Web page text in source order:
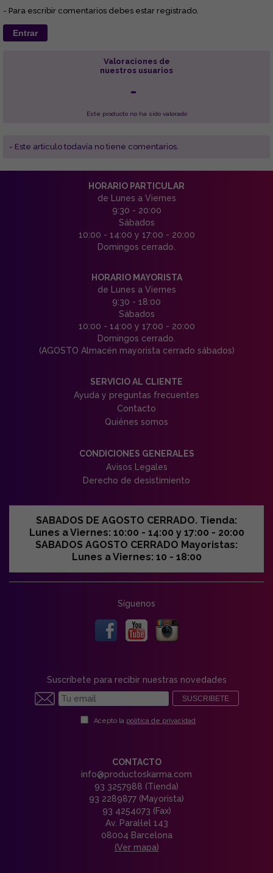
- Para escribir comentarios debes estar registrado.
Entrar
Valoraciones de
nuestros usuarios
-
Este producto no ha sido valorado
- Este articulo todavía no tiene comentarios.
HORARIO PARTICULAR
de Lunes a Viernes
9:30 - 20:00
Sábados
10:00 - 14:00 y 17:00 - 20:00
Domingos cerrado.
HORARIO MAYORISTA
de Lunes a Viernes
9:30 - 18:00
Sábados
10:00 - 14:00 y 17:00 - 20:00
Domingos cerrado.
(AGOSTO Almacén mayorista cerrado sábados)
SERVICIO AL CLIENTE
Ayuda y preguntas frecuentes
Contacto
Quiénes somos
CONDICIONES GENERALES
Avisos Legales
Derecho de desistimiento
SABADOS DE AGOSTO CERRADO. Tienda:
Lunes a Viernes: 10:00 - 14:00 y 17:00 - 20:00
SABADOS AGOSTO CERRADO Mayoristas:
Lunes a Viernes: 10 - 18:00
Síguenos
Suscríbete para recibir nuestras novedades
SUSCRIBETE
Acepto la política de privacidad
CONTACTO
info@productoskarma.com
93 3257988 (Tienda)
93 2289877 (Mayorista)
93 4254073 (Fax)
Av. Paral·lel 143
08004 Barcelona
(Ver mapa)